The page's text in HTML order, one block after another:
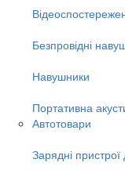
Безпровідні
Навушники
Портативна
Автотовари
Зарядні